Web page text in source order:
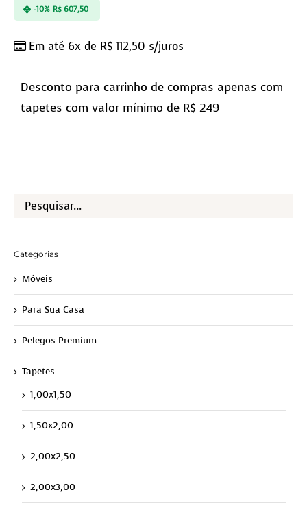
Em até 6x de R$ 112,50 s/juros
-10% R$607,50
Desconto para carrinho de compras apenas com
tapetes com valor mínimo de R$ 249
Categorias
Móveis
Para Sua Casa
Pelegos Premium
Tapetes
1,00x1,50
1,50x2,00
2,00x2,50
2,00x3,00